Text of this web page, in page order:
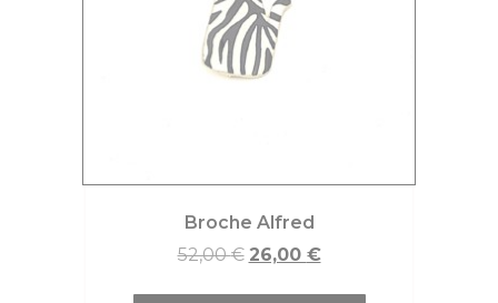
Broche Alfred
52,00€ 26,00 €